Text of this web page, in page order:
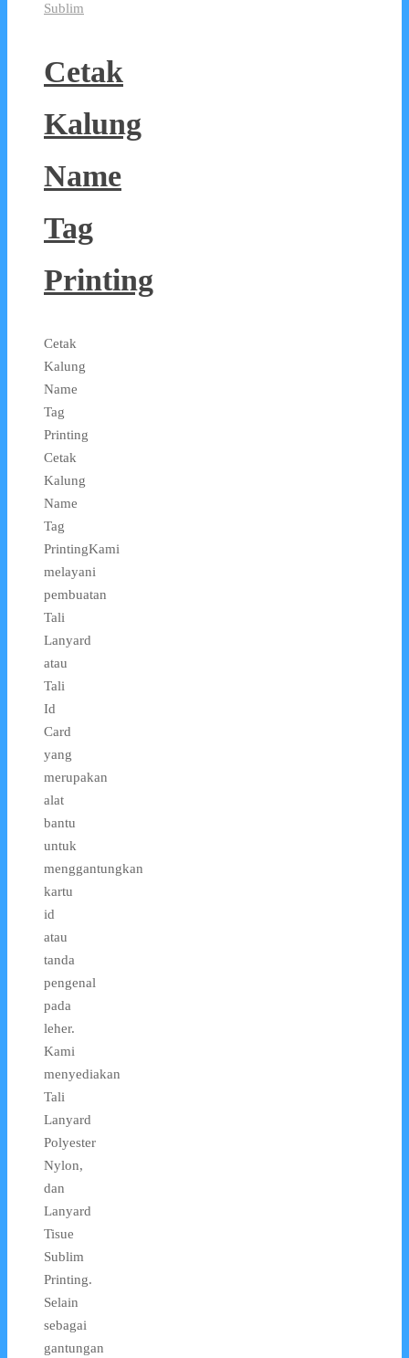
Sublim
Cetak
Kalung
Name
Tag
Printing
Cetak
Kalung
Name
Tag
Printing
Cetak
Kalung
Name
Tag
PrintingKami
melayani
pembuatan
Tali
Lanyard
atau
Tali
Id
Card
yang
merupakan
alat
bantu
untuk
menggantungkan
kartu
id
atau
tanda
pengenal
pada
leher.
Kami
menyediakan
Tali
Lanyard
Polyester
Nylon,
dan
Lanyard
Tisue
Sublim
Printing.
Selain
sebagai
gantungan